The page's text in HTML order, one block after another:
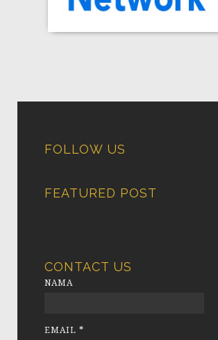
FOLLOW US
FEATURED POST
CONTACT US
NAMA
EMAIL *